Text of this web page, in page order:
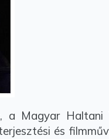
Magyar Haltani
és